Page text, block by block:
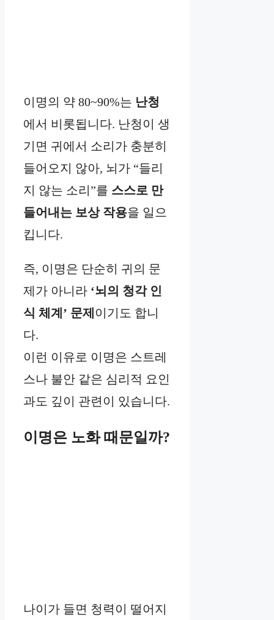
이명의 약 80~90%는 난청
에서 비롯됩니다. 난청이 생
기면 귀에서 소리가 충분히
들어오지 않아, 뇌가 “들리
지 않는 소리”를 스스로 만
들어내는 보상 작용을 일으
킵니다.
즉, 이명은 단순히 귀의 문
제가 아니라 ‘뇌의 청각 인
식 체계’ 문제 이기도 합니
다.
이런 이유로 이명은 스트레
스나 불안 같은 심리적 요인
과도 깊이 관련이 있습니다.
이명은 노화 때문일까?
나이가 들면 청력이 떨어지